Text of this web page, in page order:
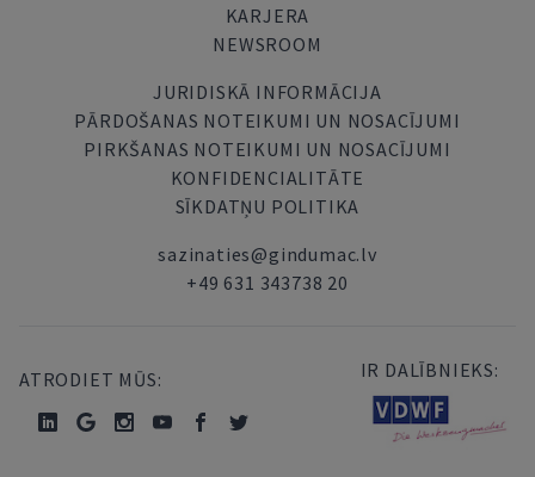
KARJERA
NEWSROOM
JURIDISKĀ INFORMĀCIJA
PĀRDOŠANAS NOTEIKUMI UN NOSACĪJUMI
PIRKŠANAS NOTEIKUMI UN NOSACĪJUMI
KONFIDENCIALITĀTE
SĪKDATŅU POLITIKA
sazinaties@gindumac.lv
+49 631 343738 20
ATRODIET MŪS: IR DALĪBNIEKS: